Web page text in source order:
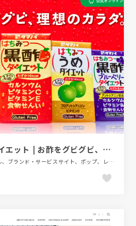
はちみつ黒酢ダイエット | お酢をグビグビ、理想のカラダ。
ギャラリー風、シンプル、ブランド・サービスサイト、ポップ、レッド系、飲料・食品